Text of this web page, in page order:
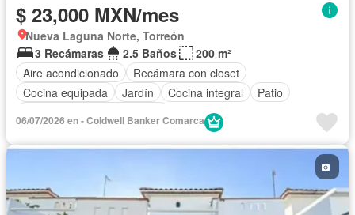
$ 23,000 MXN/mes
Nueva Laguna Norte, Torreón
3 Recámaras
2.5 Baños
200 m²
Aire acondicionado
Recámara con closet
Cocina equipada
Jardín Cocina integral
Patio
06/07/2026 en - Coldwell Banker Comarca